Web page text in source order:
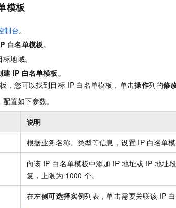
模板
制台。
白名单模板。
地域。
建 IP 白名单模板。
，您可以找到目标 IP 白名单模板，单击操作列的修
置如下参数。
说明
根据业务名称、类型等信息，设置 IP 白名单
向该 IP 白名单模板中添加 IP 地址或 IP 地址
复，上限为 1000 个。
在左侧可选择实例列表，单击需要关联该 IP